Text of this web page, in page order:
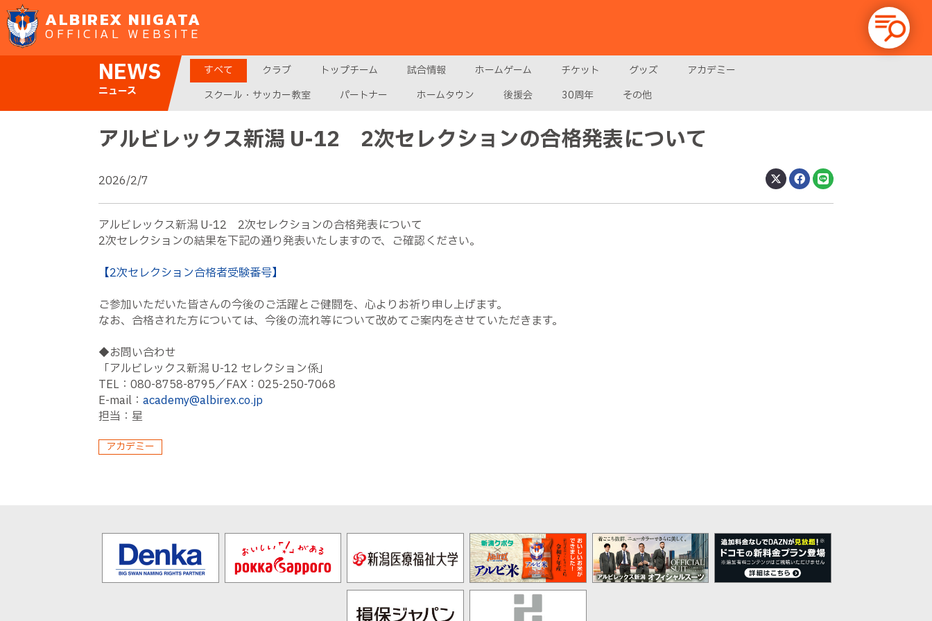
ALBIREX NIIGATA
OFFICIAL WEBSITE
NEWS
ニュース
すべて クラブ トップチーム 試合情報 ホームゲーム チケット グッズ
アカデミー
スクール・サッカー教室
パートナー ホームタウン 後援会 30周年 その他
アルビレックス新潟 U-12 2次セレクションの合格発表について
2026/2/7
アルビレックス新潟 U-12 2次セレクションの合格発表について
2次セレクションの結果を下記の通り発表いたしますので、ご確認ください。
【2次セレクション合格者受験番号】
ご参加いただいた皆さんの今後のご活躍とご健闘を、心よりお祈り申し上げます。
なお、合格された方については、今後の流れ等について改めてご案内をさせていただきます。
◆お問い合わせ
「アルビレックス新潟 U-12 セレクション係」
TEL：080-8758-8795／FAX：025-250-7068
E-mail： academy@albirex.co.jp
担当：星
アカデミー